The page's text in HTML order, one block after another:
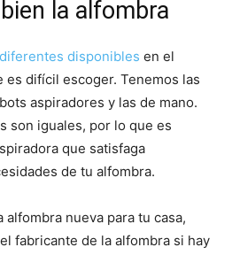
la alfombra
disponibles en el
es difícil escoger. Tenemos las
aspiradores y las de mano.
son iguales, por lo que es
que satisfaga
de tu alfombra.
alfombra nueva para tu casa,
fabricante de la alfombra si hay